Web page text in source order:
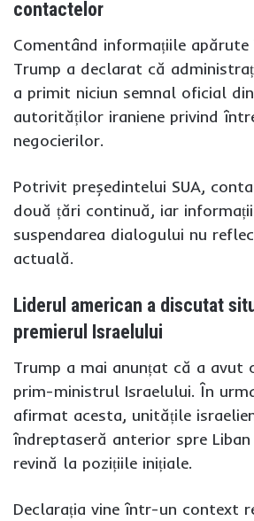
contactelor
Comentând informațiile
Trump a declarat că
a primit niciun semnal oficial
autorităților iraniene privind
negocierilor.
Potrivit președintelui SUA,
două țări continuă, iar
suspendarea dialogului nu
actuală.
Liderul american a discutat
premierul Israelului
Trump a mai anunțat că a avut
prim-ministrul Israelului. În
afirmat acesta, unitățile
îndreptaseră anterior spre
revină la pozițiile inițiale.
Declarația vine într-un context